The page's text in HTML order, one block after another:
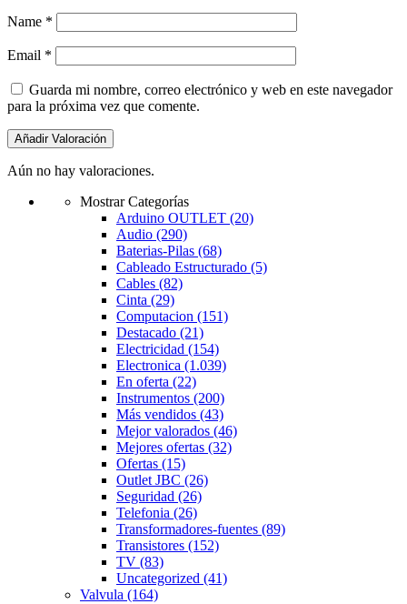
Name *
Email *
Guarda mi nombre, correo electrónico y web en este navegador
para la próxima vez que comente.
Aún no hay valoraciones.
Mostrar Categorías
Arduino OUTLET (20)
Audio (290)
Baterias-Pilas (68)
Cableado Estructurado (5)
Cables (82)
Cinta (29)
Computacion (151)
Destacado (21)
Electricidad (154)
Electronica (1.039)
En oferta (22)
Instrumentos (200)
Más vendidos (43)
Mejor valorados (46)
Mejores ofertas (32)
Ofertas (15)
Outlet JBC (26)
Seguridad (26)
Telefonia (26)
Transformadores-fuentes (89)
Transistores (152)
TV (83)
Uncategorized (41)
Valvula (164)